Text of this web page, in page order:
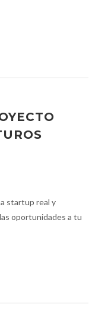
startup real y
oportunidades a tu